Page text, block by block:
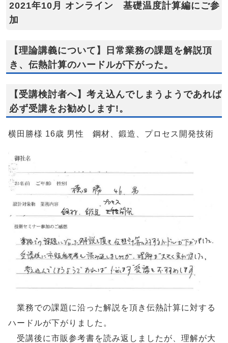
2021年10月 オンライン 基礎温度計算編にご参
加
【理論講義について】日常業務の課題を解説頂
き、伝熱計算のハードルが下がった。
【受講検討者へ】考え込んでしまうようであれば
必ず受講をお勧めします!。
横田勝様 16歳 男性 鋼材、鍛造、プロセス開発技術
業務での課題に沿った解説を頂き伝熱計算に対する
ハードルが下がりました。
受講後に市販参考書を読み返しましたが、理解が大